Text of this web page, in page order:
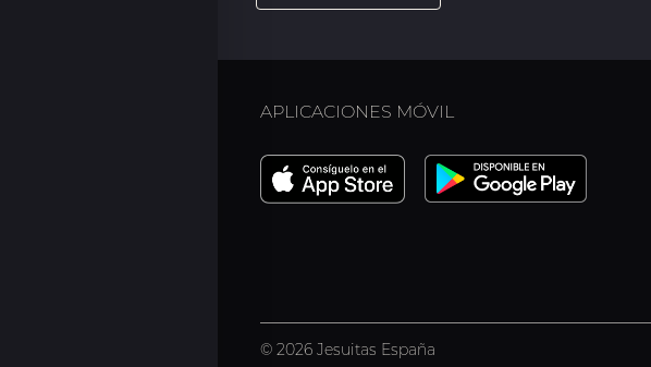
APLICACIONES MÓVIL
© 2026 Jesuitas España